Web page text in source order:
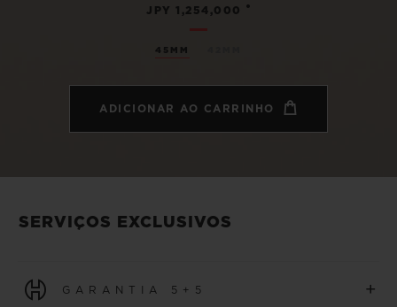
45MM
JPY 1,254,000 •
ADICIONAR AO CARRINHO
SERVIÇOS EXCLUSIVOS
GARANTIA 5+5 +